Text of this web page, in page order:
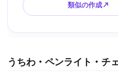
類似の作成↗
うちわ・ペンライト・チ